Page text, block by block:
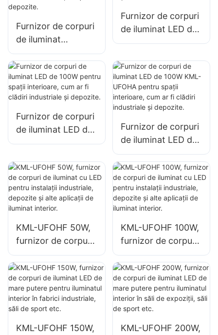
depozite etc.
Furnizor de corpuri
de iluminat
industriale și
miniere cu LED-uri
KML-HB30 de
150W pentru spații
săli de sport și
depozite.
Furnizor de corpuri
de iluminat LED de
150W pentru spații
ateliere de reparații
și depozite.
Furnizor de corpuri
de iluminat LED de
100W pentru spații
clădiri industriale și
depozite.
Furnizor de corpuri
de iluminat LED de
100W KML-UFOHA
pentru spații
interioare, cum ar fi
clădiri industriale și
depozite.
KML-UFOHF 50W,
furnizor de corpuri
de iluminat cu LED
pentru instalații
industriale,
depozite și alte
aplicații de iluminat
KML-UFOHF 100W,
furnizor de corpuri
de iluminat cu LED
pentru instalații
industriale,
depozite și alte
aplicații de iluminat
KML-UFOHF 150W,
KML-UFOHF 200W,